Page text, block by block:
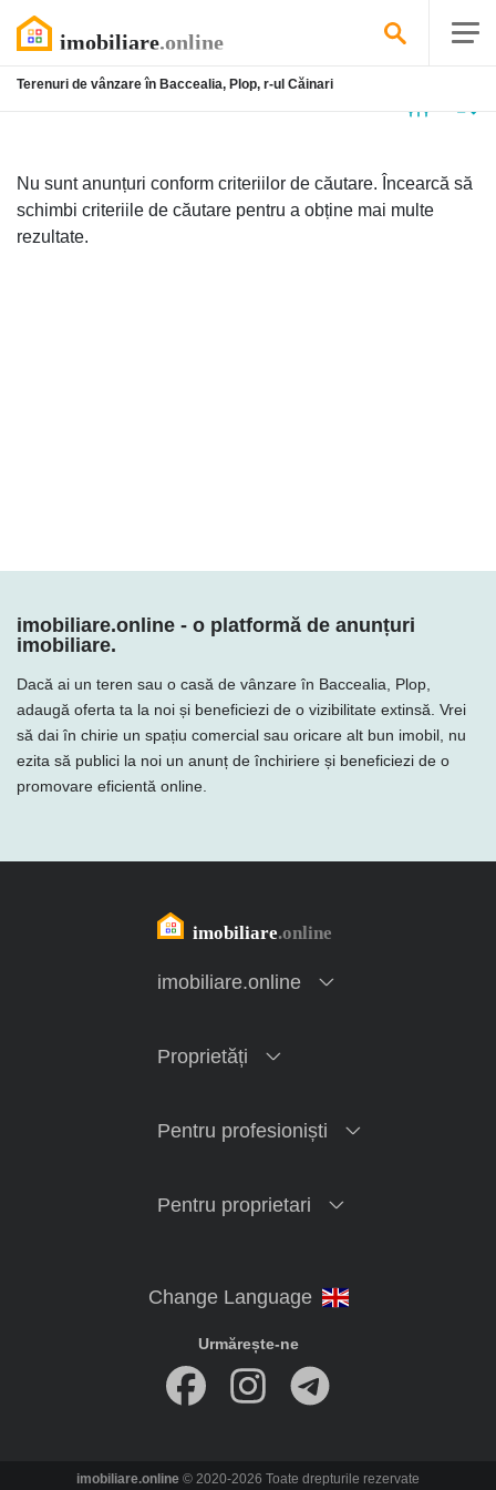
Terenuri de vânzare în Baccealia, Plop, r-ul Căinari
Nu sunt anunțuri conform criteriilor de căutare. Încearcă să
schimbi criteriile de căutare pentru a obține mai multe
rezultate.
imobiliare.online - o platformă de anunțuri
imobiliare.
Dacă ai un teren sau o casă de vânzare în Baccealia, Plop,
adaugă oferta ta la noi și beneficiezi de o vizibilitate extinsă. Vrei
să dai în chirie un spațiu comercial sau oricare alt bun imobil, nu
ezita să publici la noi un anunț de închiriere și beneficiezi de o
promovare eficientă online.
imobiliare.online
Proprietăți
Pentru profesioniști
Pentru proprietari
Urmărește-ne
imobiliare.online © 2020-2026 Toate drepturile rezervate